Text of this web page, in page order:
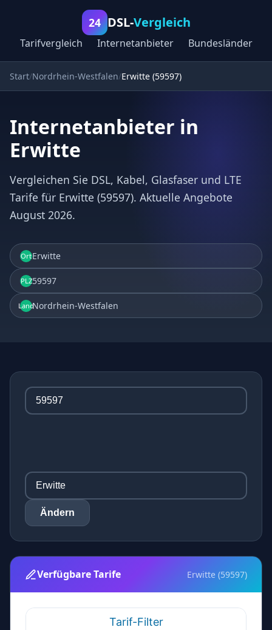
24 DSL-Vergleich
Tarifvergleich Internetanbieter Bundesländer
Start Nordrhein-Westfalen Erwitte (59597)
Internetanbieter in
Erwitte
Vergleichen Sie DSL, Kabel, Glasfaser und LTE
Tarife für Erwitte (59597). Aktuelle Angebote
August 2026.
OrtErwitte
PLZ59597
LandNordrhein-Westfalen
Ändern
Verfügbare Tarife Erwitte (59597)